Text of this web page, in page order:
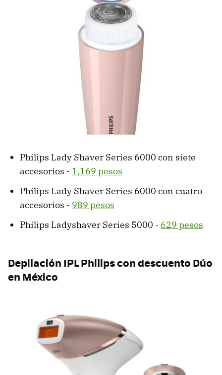
Philips Lady Shaver Series 6000 con siete
accesorios - 1,169 pesos
Philips Lady Shaver Series 6000 con cuatro
accesorios - 989 pesos
Philips Ladyshaver Series 5000 - 629 pesos
Depilación IPL Philips con descuento Dúo
en México